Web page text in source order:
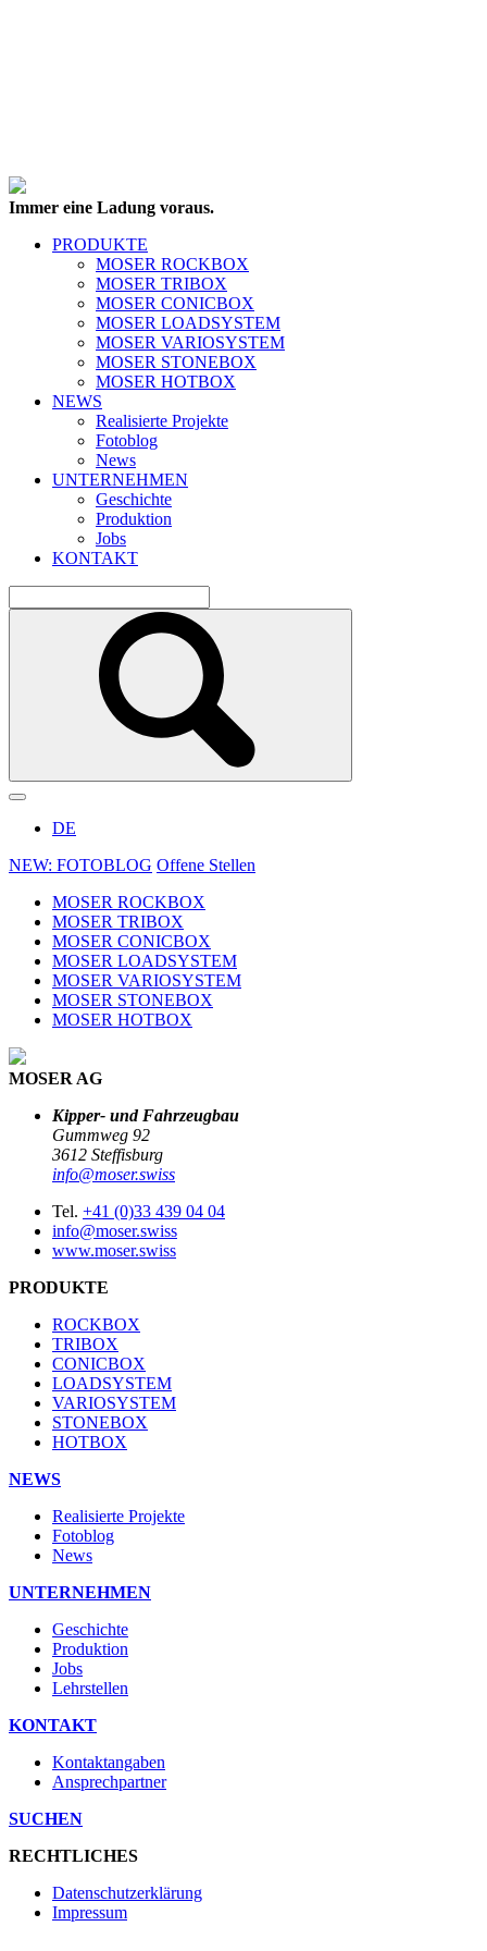
Immer eine Ladung voraus.
PRODUKTE
MOSER ROCKBOX
MOSER TRIBOX
MOSER CONICBOX
MOSER LOADSYSTEM
MOSER VARIOSYSTEM
MOSER STONEBOX
MOSER HOTBOX
NEWS
Realisierte Projekte
Fotoblog
News
UNTERNEHMEN
Geschichte
Produktion
Jobs
KONTAKT
DE
NEW: FOTOBLOG Offene Stellen
MOSER ROCKBOX
MOSER TRIBOX
MOSER CONICBOX
MOSER LOADSYSTEM
MOSER VARIOSYSTEM
MOSER STONEBOX
MOSER HOTBOX
MOSER AG
Kipper- und Fahrzeugbau
Gummweg 92
3612 Steffisburg
info@moser.swiss
Tel. +41 (0)33 439 04 04
info@moser.swiss
www.moser.swiss
PRODUKTE
ROCKBOX
TRIBOX
CONICBOX
LOADSYSTEM
VARIOSYSTEM
STONEBOX
HOTBOX
NEWS
Realisierte Projekte
Fotoblog
News
UNTERNEHMEN
Geschichte
Produktion
Jobs
Lehrstellen
KONTAKT
Kontaktangaben
Ansprechpartner
SUCHEN
RECHTLICHES
Datenschutzerklärung
Impressum